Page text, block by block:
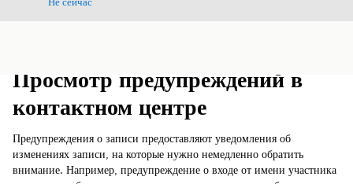
Просмотр предупреждений в
контактном центре
Предупреждения о записи предоставляют уведомления об
изменениях записи, на которые нужно немедленно обратить
внимание. Например, предупреждение о входе от имени участника